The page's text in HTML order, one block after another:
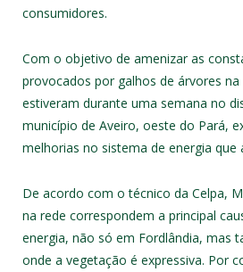
consumidores.
Com o objetivo de amenizar as
provocados por galhos de árvores na
estiveram durante uma semana no
município de Aveiro, oeste do Pará,
melhorias no sistema de energia que
De acordo com o técnico da Celpa,
na rede correspondem a principal
energia, não só em Fordlândia, mas
onde a vegetação é expressiva. Por